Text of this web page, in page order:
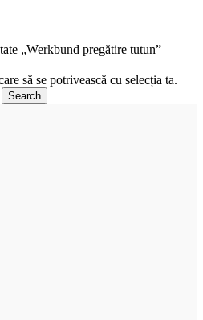
„Werkbund pregătire tutun”
să se potrivească cu selecția ta.
Search